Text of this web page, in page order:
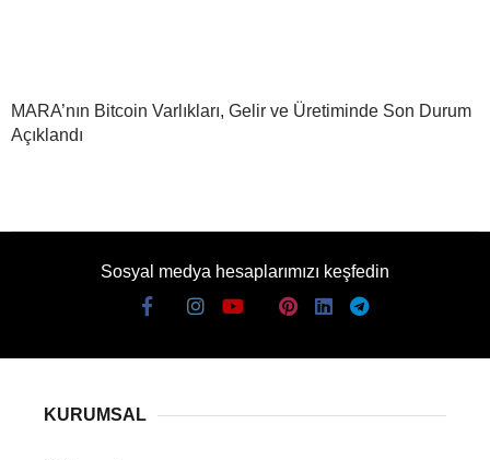
MARA’nın Bitcoin Varlıkları, Gelir ve Üretiminde Son Durum
Açıklandı
Sosyal medya hesaplarımızı keşfedin
KURUMSAL